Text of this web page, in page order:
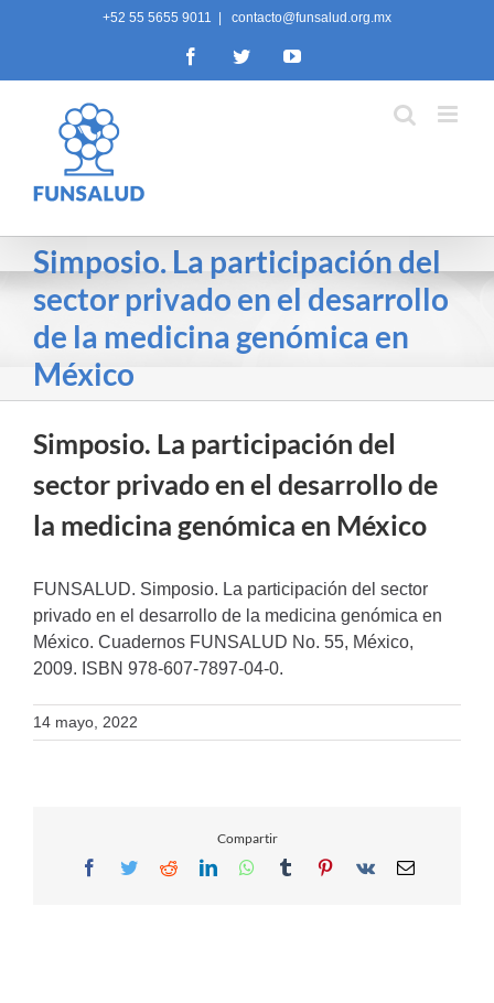
+52 55 5655 9011 contacto@funsalud.org.mx
FacebookTwitterYouTube
Simposio. La participación del
sector privado en el desarrollo
de la medicina genómica en
México
Simposio. La participación del
sector privado en el desarrollo de
la medicina genómica en México
FUNSALUD. Simposio. La participación del sector
privado en el desarrollo de la medicina genómica en
México. Cuadernos FUNSALUD No. 55, México,
2009. ISBN 978-607-7897-04-0.
14 mayo, 2022
Compartir
Facebook
TwitterRedditLinkedInWhatsApp
TumblrPinterest
Vk Email